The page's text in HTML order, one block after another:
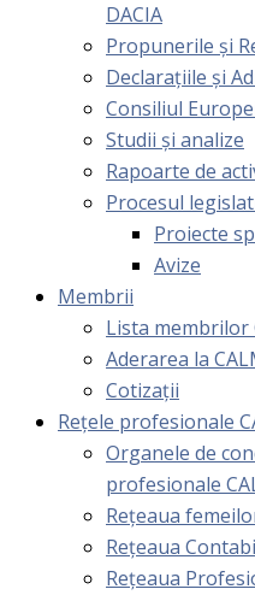
DACIA
Propunerile și
Declarațiile și
Consiliul
Studii și analize
Rapoarte de
Procesul
Proiecte
Avize
Membrii
Lista membrilor
Aderarea la
Cotizaţii
Rețele profesionale
Organele de
profesionale
Rețeaua
Rețeaua
Rețeaua